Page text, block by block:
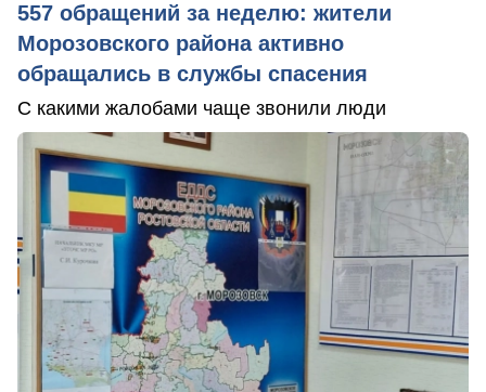
557 обращений за неделю: жители
Морозовского района активно
обращались в службы спасения
С какими жалобами чаще звонили люди